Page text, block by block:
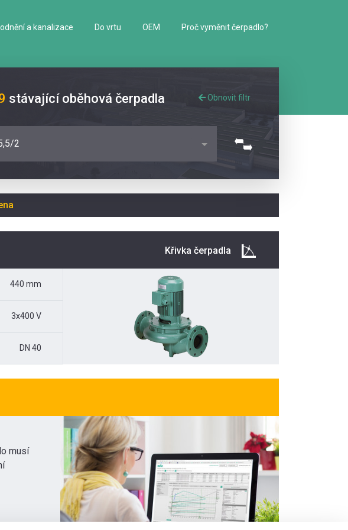
a kanalizace Do vrtu OEM Proč vyměnit čerpadlo?
stávající oběhová čerpadla Obnovit filtr
2
Křivka čerpadla
440 mm
3x400 V
DN 40
musí